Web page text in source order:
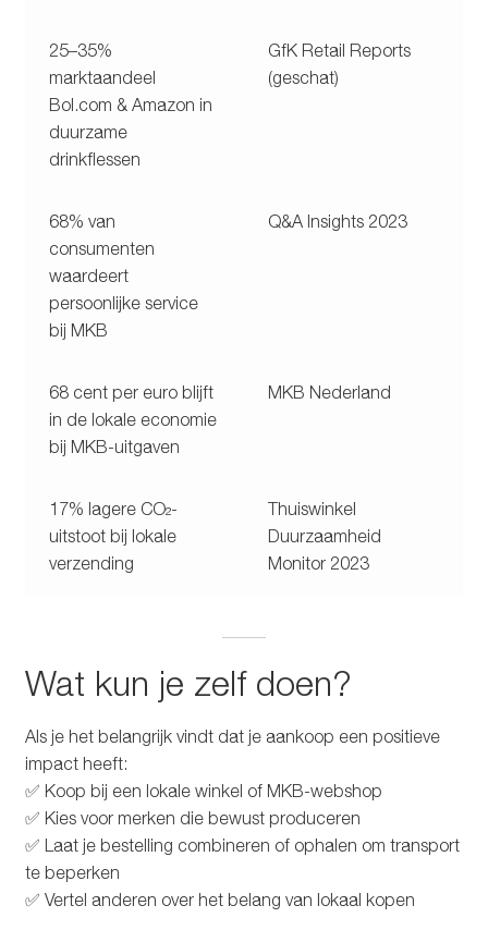
25–35%
marktaandeel
Bol.com & Amazon in
duurzame
drinkflessen
GfK Retail Reports
(geschat)
68% van
consumenten
waardeert
persoonlijke service
bij MKB
Q&A Insights 2023
68 cent per euro blijft
in de lokale economie
bij MKB-uitgaven
MKB Nederland
17% lagere CO₂-
uitstoot bij lokale
verzending
Thuiswinkel
Duurzaamheid
Monitor 2023
Wat kun je zelf doen?
Als je het belangrijk vindt dat je aankoop een positieve
impact heeft:
✅ Koop bij een lokale winkel of MKB-webshop
✅ Kies voor merken die bewust produceren
✅ Laat je bestelling combineren of ophalen om transport
te beperken
✅ Vertel anderen over het belang van lokaal kopen